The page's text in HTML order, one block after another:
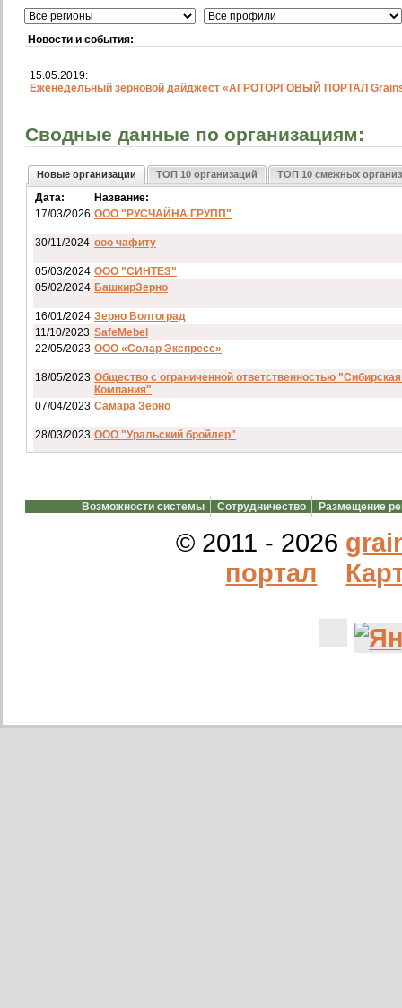
Новости и события:
15.05.2019:
Еженедельный зерновой дайджест «АГРОТОРГОВЫЙ ПОРТАЛ
Сводные данные по организациям:
Новые организации ТОП 10 организаций ТОП 10 смежных
Дата:
Название:
17/03/2026 ООО "РУСЧАЙНА ГРУПП"
30/11/2024 ооо чафиту
05/03/2024 ООО "СИНТЕЗ"
05/02/2024 БашкирЗерно
16/01/2024 Зерно Волгоград
11/10/2023 SafeMebel
22/05/2023 ООО «Солар Экспресс»
18/05/2023 Общество с ограниченной ответственностью
Компания"
07/04/2023 Самара Зерно
28/03/2023 ООО "Уральский бройлер"
20/02/2023 GREENKO
Возможности системы Сотрудничество Размещение
© 2011 - 2026
портал